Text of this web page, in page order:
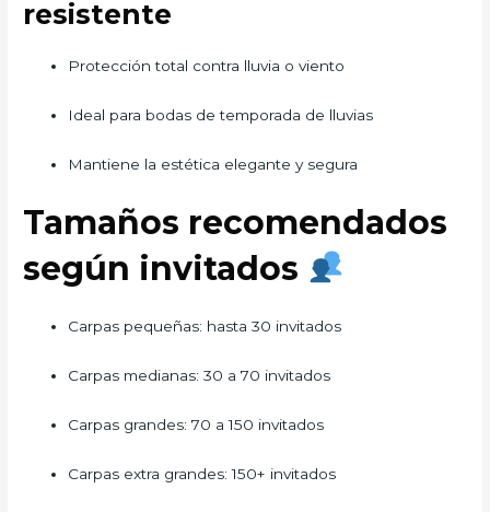
resistente
Protección total contra lluvia o viento
Ideal para bodas de temporada de lluvias
Mantiene la estética elegante y segura
Tamaños recomendados
según invitados
Carpas pequeñas: hasta 30 invitados
Carpas medianas: 30 a 70 invitados
Carpas grandes: 70 a 150 invitados
Carpas extra grandes: 150+ invitados